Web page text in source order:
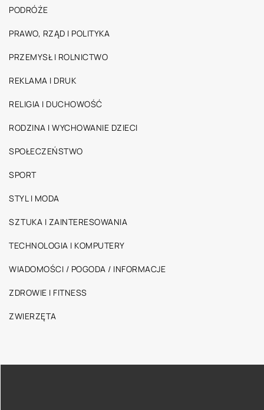
PODRÓŻE
PRAWO, RZĄD I POLITYKA
PRZEMYSŁ I ROLNICTWO
REKLAMA I DRUK
RELIGIA I DUCHOWOŚĆ
RODZINA I WYCHOWANIE DZIECI
SPOŁECZEŃSTWO
SPORT
STYL I MODA
SZTUKA I ZAINTERESOWANIA
TECHNOLOGIA I KOMPUTERY
WIADOMOŚCI / POGODA / INFORMACJE
ZDROWIE I FITNESS
ZWIERZĘTA